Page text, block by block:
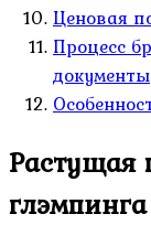
Ценовая
Процесс
документы
Растущая
глэмпинга